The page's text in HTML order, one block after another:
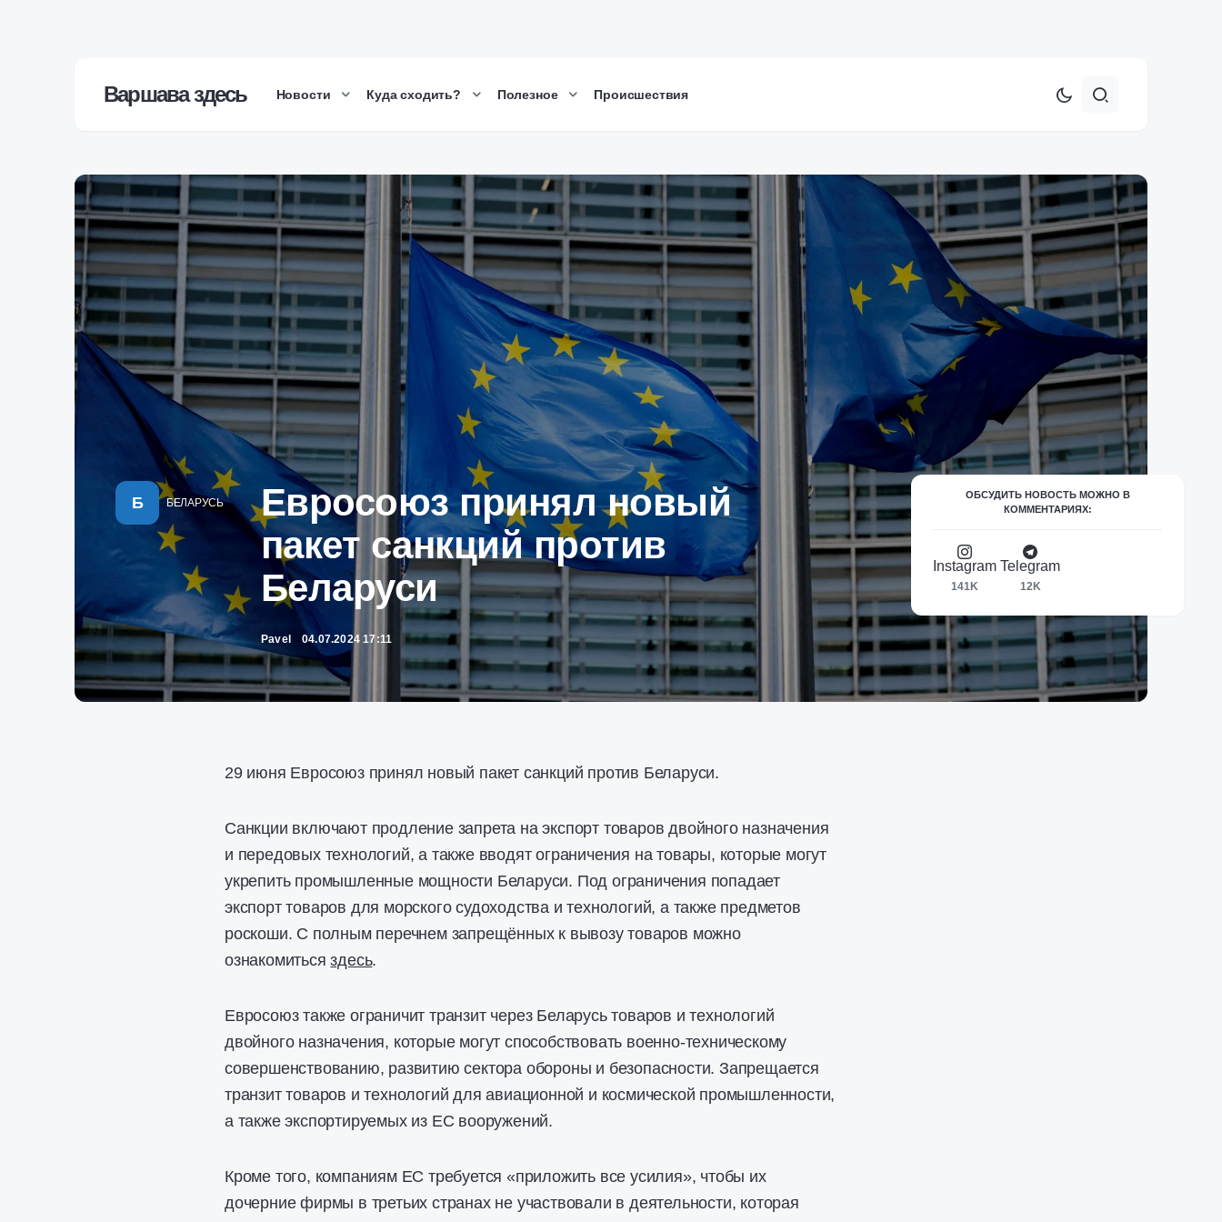
Варшава здесь Новости Куда сходить? Полезное Происшествия
Б БЕЛАРУСЬ
Евросоюз принял новый
пакет санкций против
Беларуси
Pavel 04.07.2024 17:11
29 июня Евросоюз принял новый пакет санкций против Беларуси.
Санкции включают продление запрета на экспорт товаров двойного назначения
и передовых технологий, а также вводят ограничения на товары, которые могут
укрепить промышленные мощности Беларуси. Под ограничения попадает
экспорт товаров для морского судоходства и технологий, а также предметов
роскоши. С полным перечнем запрещённых к вывозу товаров можно
ознакомитьсяздесь.
Евросоюз также ограничит транзит через Беларусь товаров и технологий
двойного назначения, которые могут способствовать военно-техническому
совершенствованию, развитию сектора обороны и безопасности. Запрещается
транзит товаров и технологий для авиационной и космической промышленности,
а также экспортируемых из ЕС вооружений.
Кроме того, компаниям ЕС требуется «приложить все усилия», чтобы их
дочерние фирмы в третьих странах не участвовали в деятельности, которая
ОБСУДИТЬ НОВОСТЬ МОЖНО В
КОММЕНТАРИЯХ:
Instagram
141K
Telegram
12K